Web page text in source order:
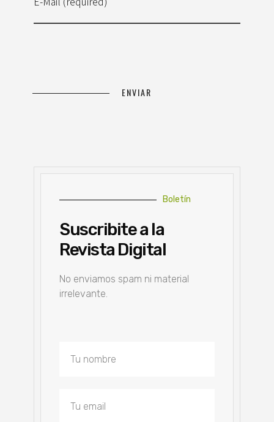
Boletín
Suscribite a la
Revista Digital
No enviamos spam ni material
irrelevante.